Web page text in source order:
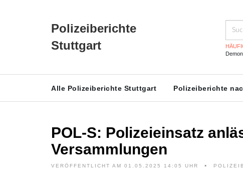
Polizeiberichte
Stuttgart
Alle Polizeiberichte Stuttgart Polizeiberichte
POL-S: Polizeieinsatz
Versammlungen
VERÖFFENTLICHT AM 01.05.2025 14:05 UHR